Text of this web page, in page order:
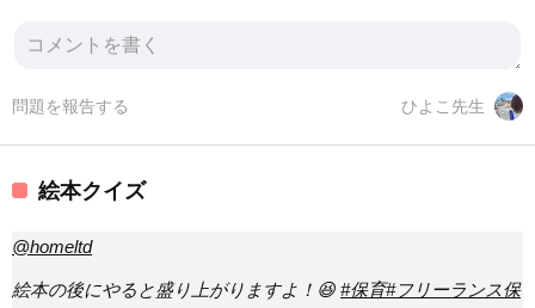
ひよこ先生
問題を報告する
絵本クイズ
@homeltd
絵本の後にやると盛り上がりますよ！😆 #保育#フリーランス保